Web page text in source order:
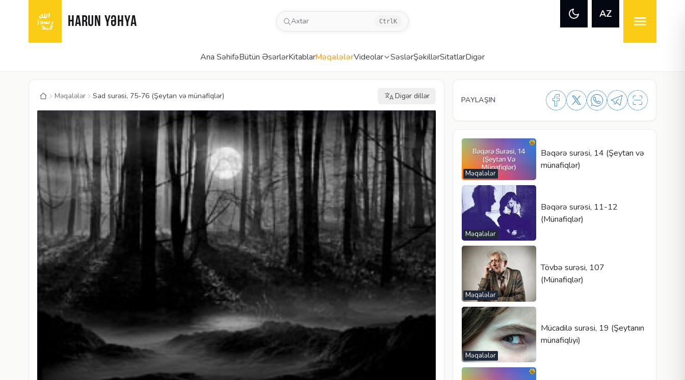
HARUN YƏHYA Axtar Ctrl K
AZ
Ana SəhifəBütün ƏsərlərKitablarMəqalələrVideolar SəslərŞəkillərSitatlarDigər
Məqalələr Sad surəsi, 75-76 (Şeytan və münafiqlər) Digər dillər PAYLAŞIN
Məqalələr
Bəqərə surəsi, 14 (Şeytan və
münafiqlər)
Məqalələr
Bəqərə surəsi, 11-12
(Münafiqlər)
Məqalələr
Tövbə surəsi, 107
(Münafiqlər)
Məqalələr
Mücadilə surəsi, 19 (Şeytanın
münafiqliyi)